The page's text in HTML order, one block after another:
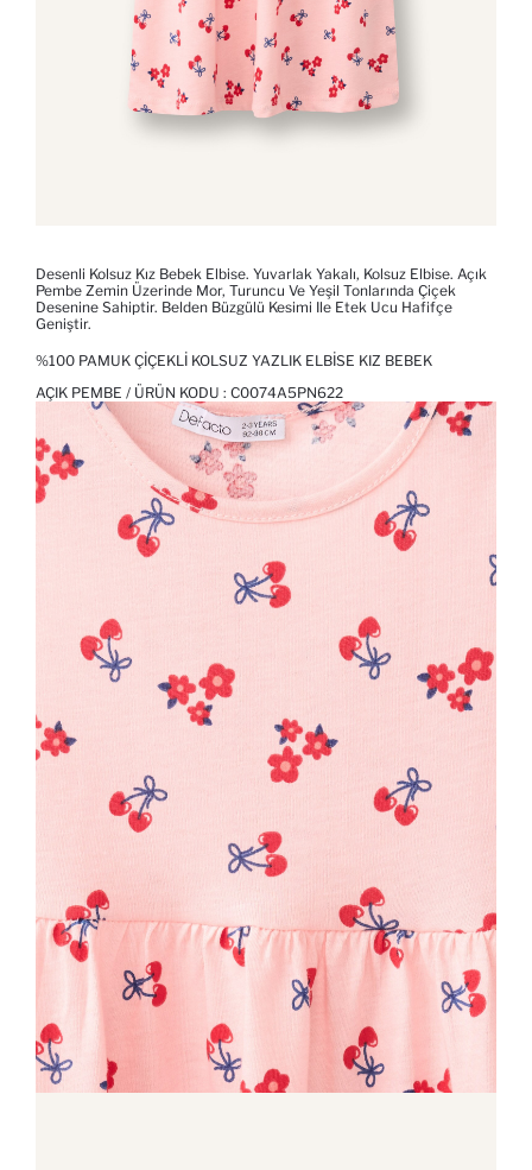
Desenli Kolsuz Kız Bebek Elbise. Yuvarlak Yakalı, Kolsuz Elbise. Açık
Pembe Zemin Üzerinde Mor, Turuncu Ve Yeşil Tonlarında Çiçek
Desenine Sahiptir. Belden Büzgülü Kesimi Ile Etek Ucu Hafifçe
Geniştir.
%100 PAMUK ÇIÇEKLI KOLSUZ YAZLIK ELBISE KIZ BEBEK
AÇIK PEMBE / ÜRÜN KODU : C0074A5PN622